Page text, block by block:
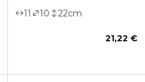
11 10 22cm
21,22 €